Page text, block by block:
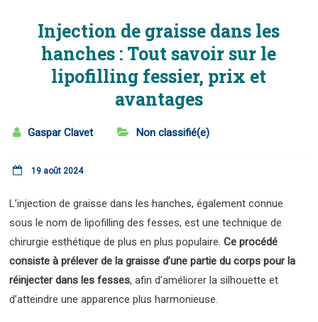
Injection de graisse dans les
hanches : Tout savoir sur le
lipofilling fessier, prix et
avantages
Gaspar Clavet Non classifié(e)
19 août 2024
L’injection de graisse dans les hanches, également connue
sous le nom de lipofilling des fesses, est une technique de
chirurgie esthétique de plus en plus populaire.Ce procédé
consiste à prélever de la graisse d’une partie du corps pour la
réinjecter dans les fesses, afin d’améliorer la silhouette et
d’atteindre une apparence plus harmonieuse.